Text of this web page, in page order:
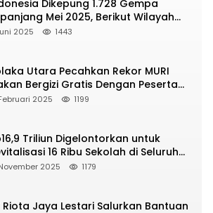
Dikepung 1.728 Gempa
Mei 2025, Berikut Wilayah
Intens Diguncang!
2025 1443
Utara Pecahkan Rekor MURI
Bergizi Gratis Dengan Peserta
2025 1199
Triliun Digelontorkan untuk
16 Ribu Sekolah di Seluruh
2025 1179
Riota Jaya Lestari Salurkan Bantuan